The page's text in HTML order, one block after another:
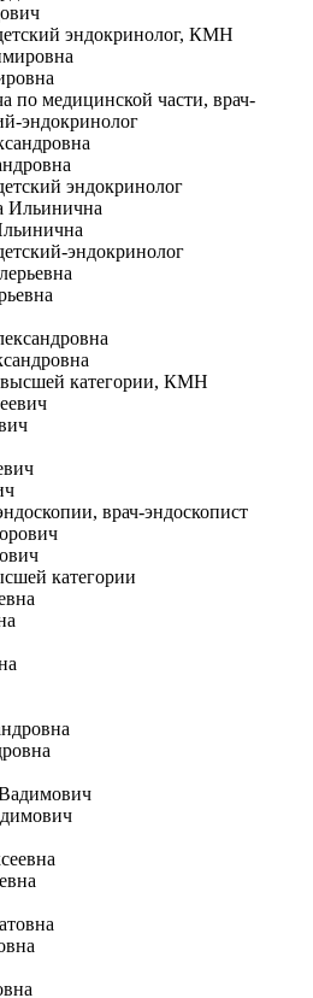
эндокринолог, КМН
по медицинской части, врач-
эндокринолог
эндокринолог
эндокринолог
высшей категории, КМН
врач-эндоскопист
категории